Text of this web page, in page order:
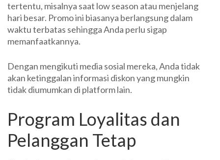
tertentu, misalnya saat low season atau menjelang
hari besar. Promo ini biasanya berlangsung dalam
waktu terbatas sehingga Anda perlu sigap
memanfaatkannya.
Dengan mengikuti media sosial mereka, Anda tidak
akan ketinggalan informasi diskon yang mungkin
tidak diumumkan di platform lain.
Program Loyalitas dan
Pelanggan Tetap